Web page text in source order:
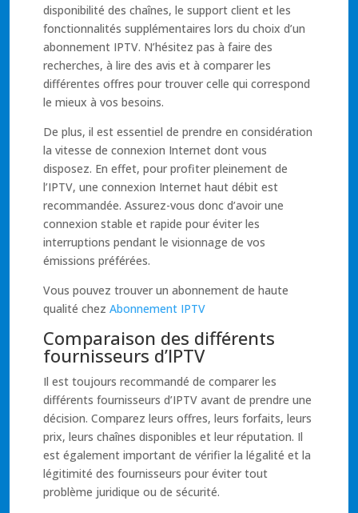
disponibilité des chaînes, le support client et les
fonctionnalités supplémentaires lors du choix d’un
abonnement IPTV. N’hésitez pas à faire des
recherches, à lire des avis et à comparer les
différentes offres pour trouver celle qui correspond
le mieux à vos besoins.
De plus, il est essentiel de prendre en considération
la vitesse de connexion Internet dont vous
disposez. En effet, pour profiter pleinement de
l’IPTV, une connexion Internet haut débit est
recommandée. Assurez-vous donc d’avoir une
connexion stable et rapide pour éviter les
interruptions pendant le visionnage de vos
émissions préférées.
Vous pouvez trouver un abonnement de haute
qualité chezAbonnement IPTV
Comparaison des différents
fournisseurs d’IPTV
Il est toujours recommandé de comparer les
différents fournisseurs d’IPTV avant de prendre une
décision. Comparez leurs offres, leurs forfaits, leurs
prix, leurs chaînes disponibles et leur réputation. Il
est également important de vérifier la légalité et la
légitimité des fournisseurs pour éviter tout
problème juridique ou de sécurité.